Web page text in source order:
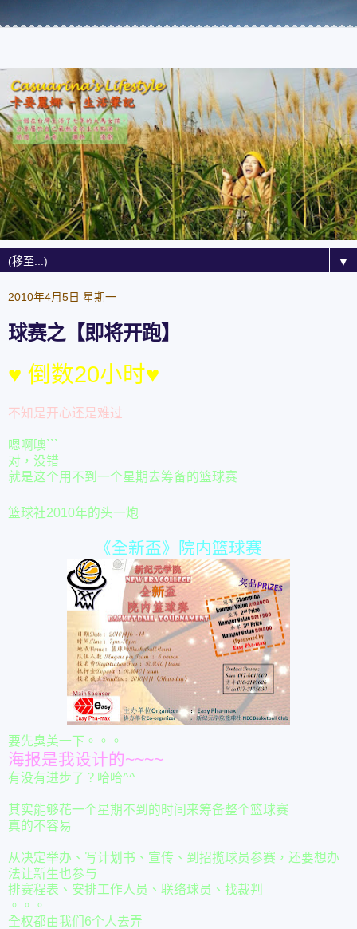
▼
2010年4月5日 星期一
球赛之【即将开跑】
♥ 倒数20小时♥
不知是开心还是难过
嗯啊噢```
对，没错
就是这个用不到一个星期去筹备的篮球赛
篮球社2010年的头一炮
《全新盃》院内篮球赛
要先臭美一下。。。
海报是我设计的~~~~
有没有进步了？哈哈^^
其实能够花一个星期不到的时间来筹备整个篮球赛
真的不容易
从决定举办、写计划书、宣传、到招揽球员参赛，还要想办
法让新生也参与
排赛程表、安排工作人员、联络球员、找裁判
。。。
全权都由我们6个人去弄